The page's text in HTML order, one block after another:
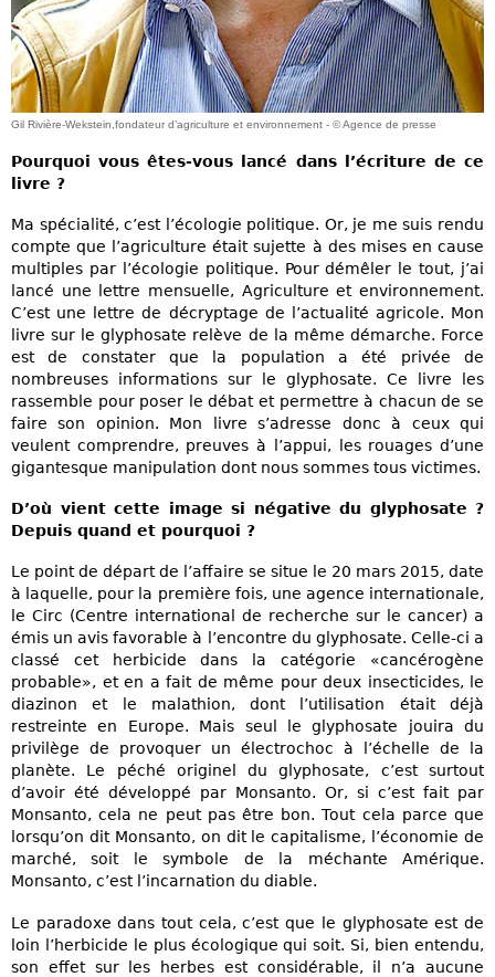
Gil Rivière-Wekstein,fondateur d’agriculture et environnement - © Agence de presse
Pourquoi vous êtes-vous lancé dans l’écriture de ce
livre ?
Ma spécialité, c’est l’écologie politique. Or, je me suis rendu
compte que l’agriculture était sujette à des mises en cause
multiples par l’écologie politique. Pour démêler le tout, j’ai
lancé une lettre mensuelle, Agriculture et environnement.
C’est une lettre de décryptage de l’actualité agricole. Mon
livre sur le glyphosate relève de la même démarche. Force
est de constater que la population a été privée de
nombreuses informations sur le glyphosate. Ce livre les
rassemble pour poser le débat et permettre à chacun de se
faire son opinion. Mon livre s’adresse donc à ceux qui
veulent comprendre, preuves à l’appui, les rouages d’une
gigantesque manipulation dont nous sommes tous victimes.
D’où vient cette image si négative du glyphosate ?
Depuis quand et pourquoi ?
Le point de départ de l’affaire se situe le 20 mars 2015, date
à laquelle, pour la première fois, une agence internationale,
le Circ (Centre international de recherche sur le cancer) a
émis un avis favorable à l’encontre du glyphosate. Celle-ci a
classé cet herbicide dans la catégorie «cancérogène
probable», et en a fait de même pour deux insecticides, le
diazinon et le malathion, dont l’utilisation était déjà
restreinte en Europe. Mais seul le glyphosate jouira du
privilège de provoquer un électrochoc à l’échelle de la
planète. Le péché originel du glyphosate, c’est surtout
d’avoir été développé par Monsanto. Or, si c’est fait par
Monsanto, cela ne peut pas être bon. Tout cela parce que
lorsqu’on dit Monsanto, on dit le capitalisme, l’économie de
marché, soit le symbole de la méchante Amérique.
Monsanto, c’est l’incarnation du diable.
Le paradoxe dans tout cela, c’est que le glyphosate est de
loin l’herbicide le plus écologique qui soit. Si, bien entendu,
son effet sur les herbes est considérable, il n’a aucune